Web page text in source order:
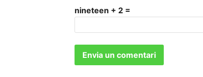
nineteen + 2 =